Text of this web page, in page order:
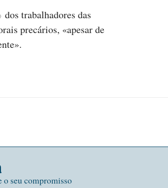
trabalhadores das
precários, «apesar de
seu compromisso